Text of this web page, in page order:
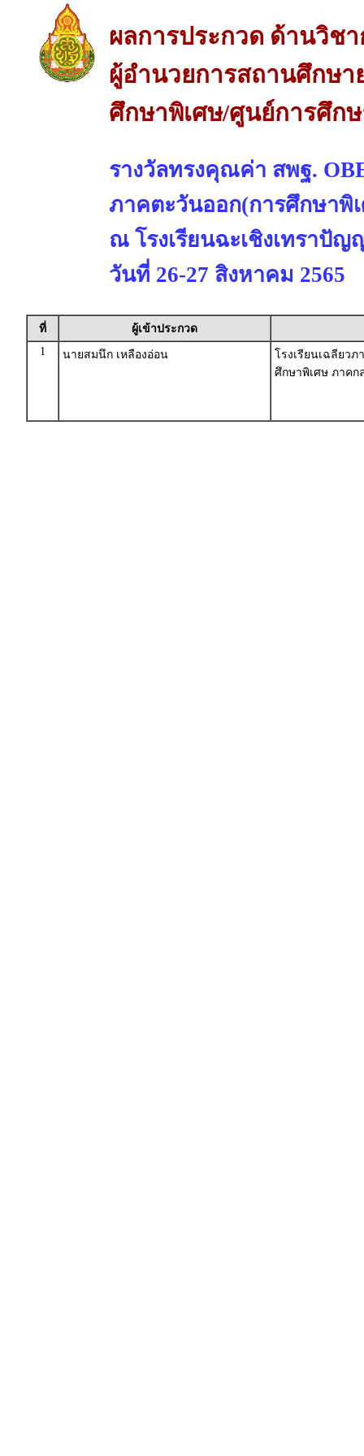
ผลการประกวด ด้านวิชา
ผู้อำนวยการสถานศึกษา
ศึกษาพิเศษ/ศูนย์การศึก
รางวัลทรงคุณค่า สพฐ.
ภาคตะวันออก(การศึกษาพิ
ณ โรงเรียนฉะเชิงเทราปัญ
วันที่ 26-27 สิงหาคม 2565
ที่
ผู้เข้าประกวด
1
นายสมนึก เหลืองอ่อน
โรงเรียนเฉลียว
ศึกษาพิเศษ ภาคก